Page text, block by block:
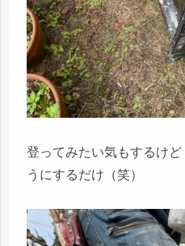
登ってみたい気もするけ
うにするだけ（笑）